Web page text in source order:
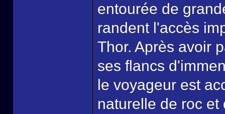
entourée de
randent l'accès
Thor. Après avoir
ses flancs
le voyageur est
naturelle de roc